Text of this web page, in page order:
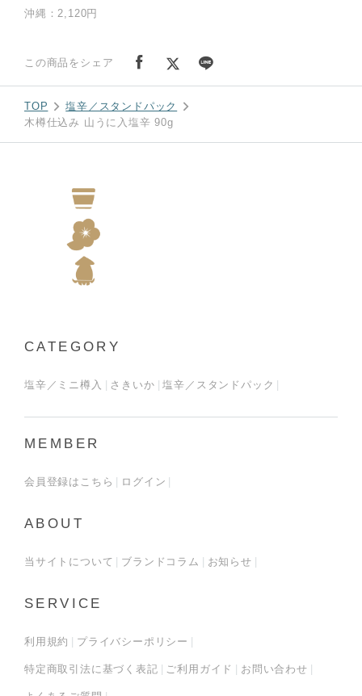
沖縄：2,120円
この商品をシェア
TOP
塩辛／スタンドパック
木樽仕込み 山うに入塩辛 90g
CATEGORY
塩辛／ミニ樽入 さきいか 塩辛／スタンドパック
MEMBER
会員登録はこちら ログイン
ABOUT
当サイトについて ブランドコラム お知らせ
SERVICE
利用規約 プライバシーポリシー
特定商取引法に基づく表記 ご利用ガイド お問い合わせ